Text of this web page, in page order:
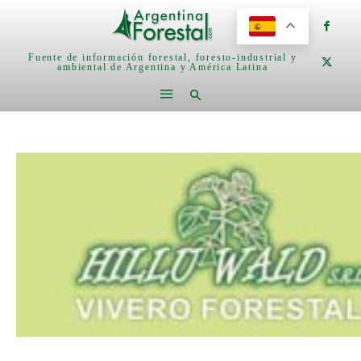
Fuente de información forestal, foresto-industrial y
ambiental de Argentina y América Latina